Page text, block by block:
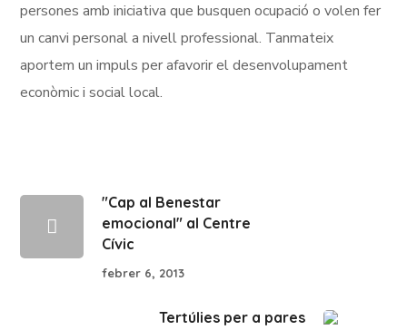
persones amb iniciativa que busquen ocupació o volen fer
un canvi personal a nivell professional. Tanmateix
aportem un impuls per afavorir el desenvolupament
econòmic i social local.
"Cap al Benestar
emocional" al Centre
Cívic
febrer 6, 2013
Tertúlies per a pares